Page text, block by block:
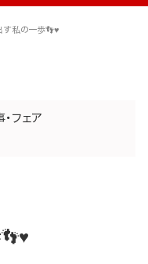
す私の一歩👣♥
フェア